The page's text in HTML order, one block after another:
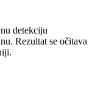
detekciju
Rezultat se očitava